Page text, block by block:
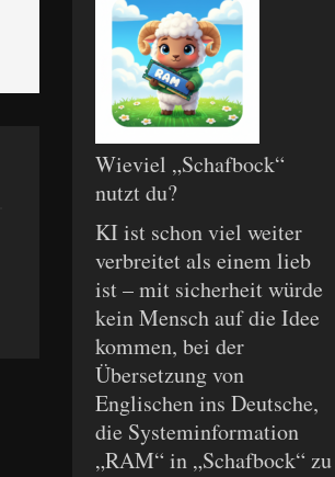
Wieviel „Schafbock“
nutzt du?
KI ist schon viel weiter
verbreitet als einem lieb
ist – mit sicherheit würde
kein Mensch auf die Idee
kommen, bei der
Übersetzung von
Englischen ins Deutsche,
die Systeminformation
„RAM“ in „Schafbock“ zu